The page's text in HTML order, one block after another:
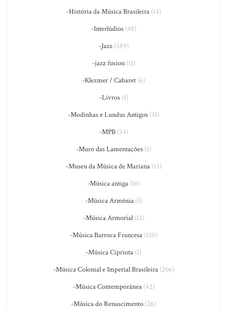
-História da Música Brasileira(14)
-Interlúdios(48)
-Jazz(589)
-jazz fusion(11)
-Klezmer / Cabaret (6)
-Livros(1)
-Modinhas e Lundus Antigos (31)
-MPB(54)
-Muro das Lamentações (1)
-Museu da Música de Mariana(15)
-Música antiga (16)
-Música Armênia(3)
-Música Armorial(12)
-Música Barroca Francesa(120)
-Música Cipriota (1)
-Música Colonial e Imperial Brasileira(206)
-Música Contemporânea(42)
-Música do Renascimento (26)